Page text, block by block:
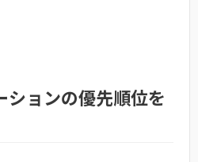
ションの優先順位を